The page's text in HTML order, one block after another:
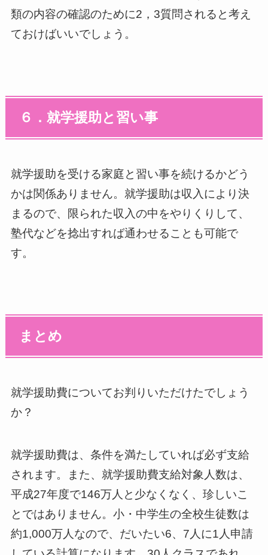
類の内容の確認のために2，3質問されると考え
ておけばいいでしょう。
６．就学援助と習い事
就学援助を受ける家庭と習い事を続けるかどう
かは関係ありません。就学援助は収入により決
まるので、限られた収入の中をやりくりして、
塾代などを捻出すれば通わせることも可能で
す。
まとめ
就学援助費についてお判りいただけたでしょう
か？
就学援助費は、条件を満たしていれば必ず支給
されます。また、就学援助費支給対象人数は、
平成27年度で146万人と少なくなく、珍しいこ
とではありません。小・中学生の全校生徒数は
約1,000万人なので、だいたい6、7人に1人申請